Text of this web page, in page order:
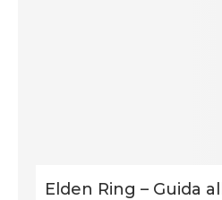
Elden Ring – Guida